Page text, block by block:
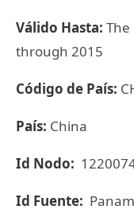
Válido Hasta: The
through 2015
Código de País:
País: China
Id Nodo:
Id Fuente: